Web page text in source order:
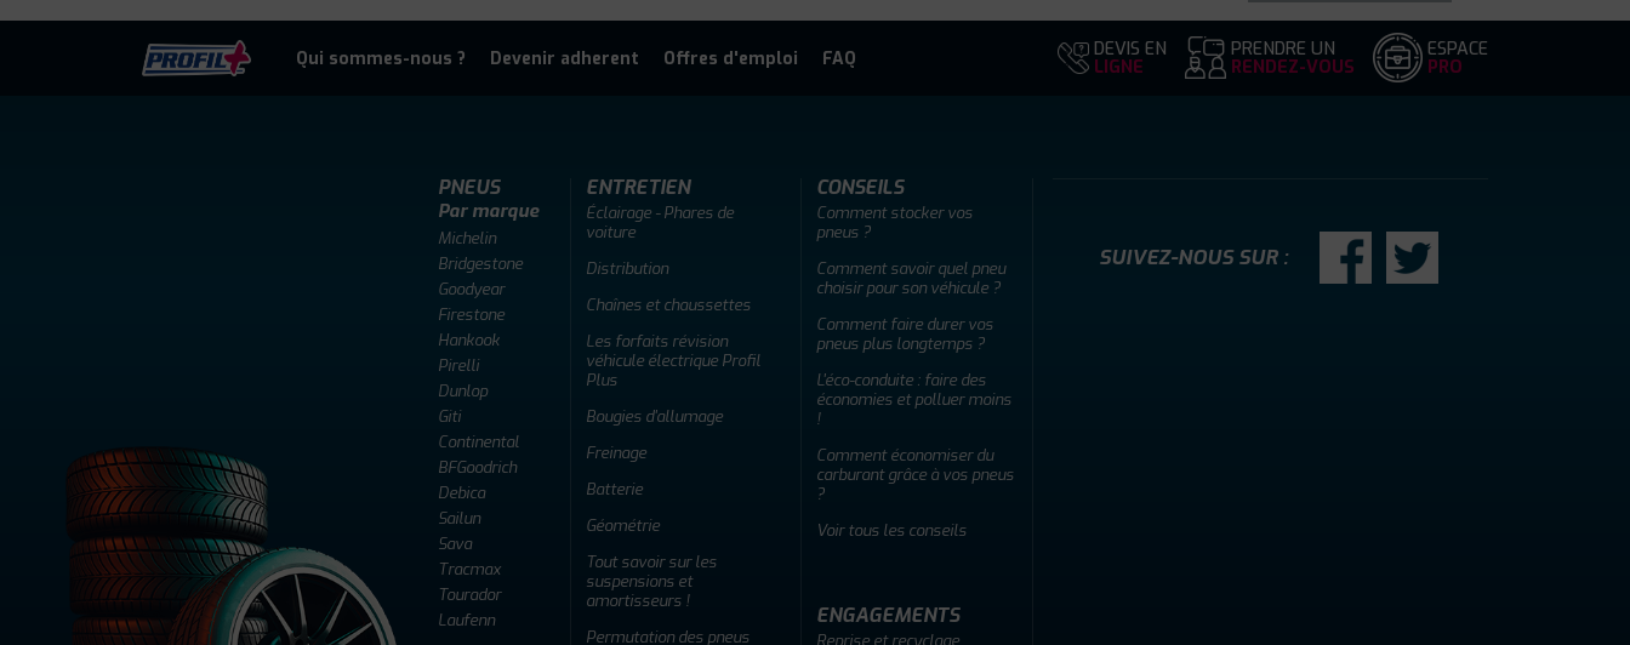
Qui sommes-nous ? Devenir adherent Offres d'emploi FAQ DEVIS EN
LIGNE
PRENDRE UN
RENDEZ-VOUS
ESPACE
PRO
PNEUS
Par marque
Michelin
Bridgestone
Goodyear
Firestone
Hankook
Pirelli
Dunlop
Giti
Continental
BFGoodrich
Debica
Sailun
Sava
Tracmax
Tourador
Laufenn
ENTRETIEN
Éclairage - Phares de
voiture
Distribution
Chaînes et chaussettes
Les forfaits révision
véhicule électrique Profil
Plus
Bougies d'allumage
Freinage
Batterie
Géométrie
Tout savoir sur les
suspensions et
amortisseurs !
Permutation des pneus
CONSEILS
Comment stocker vos
pneus ?
Comment savoir quel pneu
choisir pour son véhicule ?
Comment faire durer vos
pneus plus longtemps ?
L'éco-conduite : faire des
économies et polluer moins
!
Comment économiser du
carburant grâce à vos pneus
?
Voir tous les conseils
ENGAGEMENTS
Reprise et recyclage
SUIVEZ-NOUS SUR :